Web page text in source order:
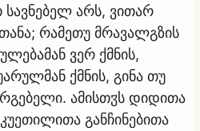
არს, ვითარ
რამეთუ მრავალგზის
ვერ ქმნის,
ქმნის, გინა თუ
ამისთჳს დიდითა
განჩინებითა